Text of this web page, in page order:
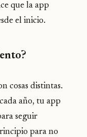
que la app
el inicio.
cosas distintas.
año, tu app
seguir
para no